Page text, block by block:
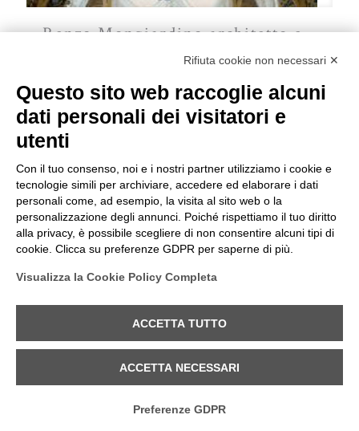
Renzo Mongiardino architetto e
Omaggio a Renzo Mongiardino architetto e
scenografo Ogni volta che sfoglio un suo
libro mi sento trasportata in un mondo
magico. Ogni volta che vedo un suo
Read more
© Laura Vimercati All Rights Reserved | P. Iva
Privacy e cookie policy
preferenze Cookie
Rifiuta cookie non necessari ✕
Questo sito web raccoglie alcuni
dati personali dei visitatori e
utenti
Con il tuo consenso, noi e i nostri partner utilizziamo i cookie e
tecnologie simili per archiviare, accedere ed elaborare i dati
personali come, ad esempio, la visita al sito web o la
personalizzazione degli annunci. Poiché rispettiamo il tuo diritto
alla privacy, è possibile scegliere di non consentire alcuni tipi di
cookie. Clicca su preferenze GDPR per saperne di più.
Visualizza la Cookie Policy Completa
ACCETTA TUTTO
ACCETTA NECESSARI
Preferenze GDPR